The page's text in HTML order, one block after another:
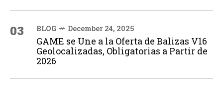
03 BLOG December 24, 2025
GAME se Une a la Oferta de Balizas V16
Geolocalizadas, Obligatorias a Partir de
2026